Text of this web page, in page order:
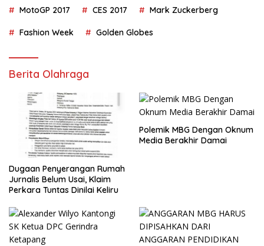
MotoGP 2017 CES 2017 Mark Zuckerberg
Fashion Week Golden Globes
Berita Olahraga
Dugaan Penyerangan Rumah
Jurnalis Belum Usai, Klaim
Perkara Tuntas Dinilai Keliru
Polemik MBG Dengan Oknum
Media Berakhir Damai